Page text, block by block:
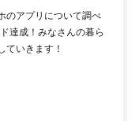
ます。
ことが大事。
のアプリについて調べ
達成！みなさんの暮ら
ていきます！